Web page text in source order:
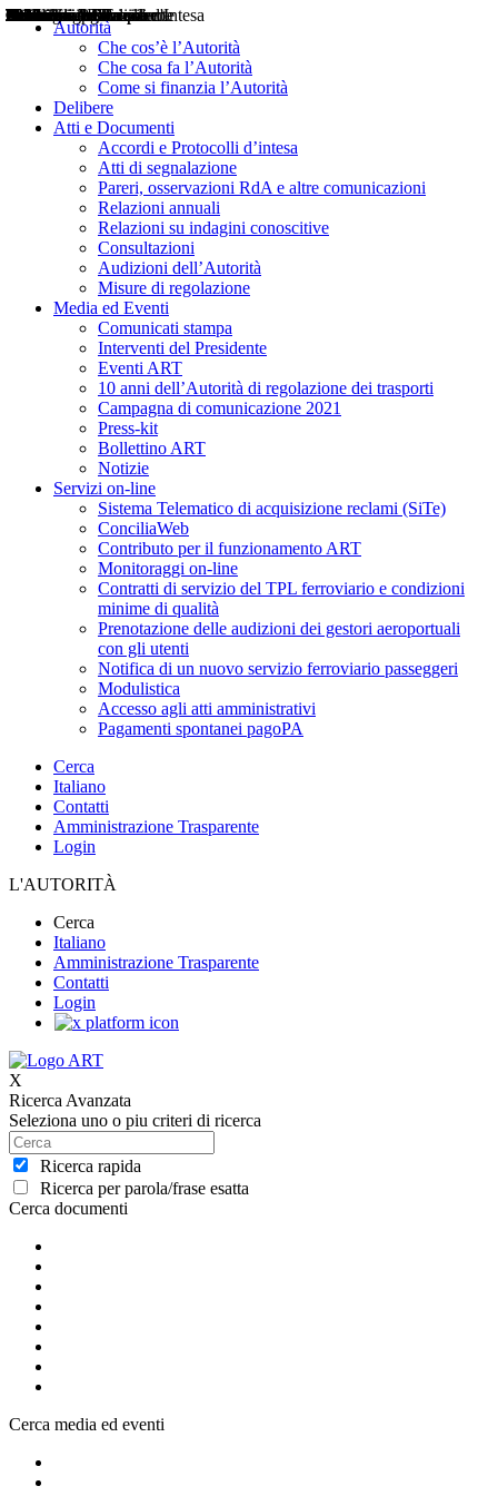
Autorità
Che cos’è l’Autorità
Che cosa fa l’Autorità
Come si finanzia l’Autorità
Delibere
Atti e Documenti
Accordi e Protocolli d’intesa
Atti di segnalazione
Pareri, osservazioni RdA e altre comunicazioni
Relazioni annuali
Relazioni su indagini conoscitive
Consultazioni
Audizioni dell’Autorità
Misure di regolazione
Media ed Eventi
Comunicati stampa
Interventi del Presidente
Eventi ART
10 anni dell’Autorità di regolazione dei trasporti
Campagna di comunicazione 2021
Press-kit
Bollettino ART
Notizie
Servizi on-line
Sistema Telematico di acquisizione reclami (SiTe)
ConciliaWeb
Contributo per il funzionamento ART
Monitoraggi on-line
Contratti di servizio del TPL ferroviario e condizioni
minime di qualità
Prenotazione delle audizioni dei gestori aeroportuali
con gli utenti
Notifica di un nuovo servizio ferroviario passeggeri
Modulistica
Accesso agli atti amministrativi
Pagamenti spontanei pagoPA
Cerca
Italiano
Contatti
Amministrazione Trasparente
Login
L'AUTORITÀ
Cerca
Italiano
Amministrazione Trasparente
Contatti
Login
X
Ricerca Avanzata
Seleziona uno o piu criteri di ricerca
Ricerca rapida
Ricerca per parola/frase esatta
Cerca documenti
Delibere
Pareri
Consultazioni
Audizioni
Atti di Segnalazione
Accordi e Protocolli d'Intesa
Relazioni annuali
Misure di regolazione
Cerca media ed eventi
Notizie
Comunicati Stampa
Bollettini ART
Convegni ART
Interviste del Presidente
Articoli in primo piano
Interventi del Presidente
2004
2005
2010
2013
2014
2015
2016
2017
2018
2019
202
2020
2021
2022
2023
2024
2025
2026
Aereo
Marittimo
Terrestre